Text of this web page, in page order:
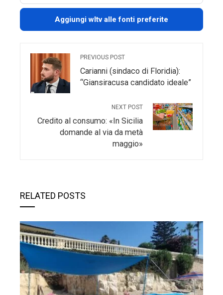
Aggiungi wltv alle fonti preferite
PREVIOUS POST
Carianni (sindaco di Floridia):
“Giansiracusa candidato ideale”
NEXT POST
Credito al consumo: «In Sicilia
domande al via da metà
maggio»
RELATED POSTS